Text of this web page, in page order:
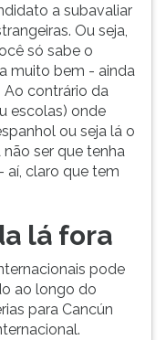
a subavaliar
Ou seja,
só sabe o
muito bem - ainda
Ao contrário da
escolas) onde
ou seja lá o
ser que tenha
aí, claro que tem
lá fora
pode
ao longo do
para Cancún